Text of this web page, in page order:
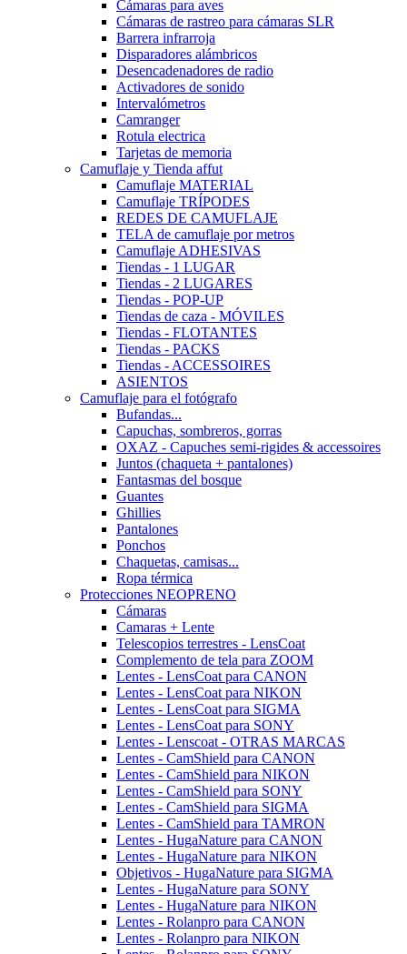
Cámaras para aves
Cámaras de rastreo para cámaras SLR
Barrera infrarroja
Disparadores alámbricos
Desencadenadores de radio
Activadores de sonido
Intervalómetros
Camranger
Rotula electrica
Tarjetas de memoria
Camuflaje y Tienda affut
Camuflaje MATERIAL
Camuflaje TRÍPODES
REDES DE CAMUFLAJE
TELA de camuflaje por metros
Camuflaje ADHESIVAS
Tiendas - 1 LUGAR
Tiendas - 2 LUGARES
Tiendas - POP-UP
Tiendas de caza - MÓVILES
Tiendas - FLOTANTES
Tiendas - PACKS
Tiendas - ACCESSOIRES
ASIENTOS
Camuflaje para el fotógrafo
Bufandas...
Capuchas, sombreros, gorras
OXAZ - Capuches semi-rigides & accessoires
Juntos (chaqueta + pantalones)
Fantasmas del bosque
Guantes
Ghillies
Pantalones
Ponchos
Chaquetas, camisas...
Ropa térmica
Protecciones NEOPRENO
Cámaras
Camaras + Lente
Telescopios terrestres - LensCoat
Complemento de tela para ZOOM
Lentes - LensCoat para CANON
Lentes - LensCoat para NIKON
Lentes - LensCoat para SIGMA
Lentes - LensCoat para SONY
Lentes - Lenscoat - OTRAS MARCAS
Lentes - CamShield para CANON
Lentes - CamShield para NIKON
Lentes - CamShield para SONY
Lentes - CamShield para SIGMA
Lentes - CamShield para TAMRON
Lentes - HugaNature para CANON
Lentes - HugaNature para NIKON
Objetivos - HugaNature para SIGMA
Lentes - HugaNature para SONY
Lentes - HugaNature para NIKON
Lentes - Rolanpro para CANON
Lentes - Rolanpro para NIKON